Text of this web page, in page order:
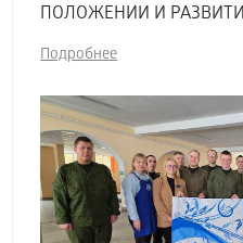
ПОЛОЖЕНИИ И
Подробнее